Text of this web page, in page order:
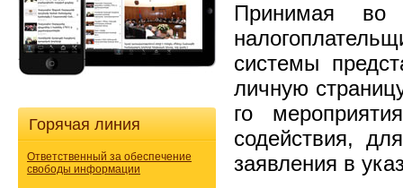
Горячая линия
Ответственный за обеспечение
свободы информации
Принимая во
системы
личную
го
содействия,
заявления в